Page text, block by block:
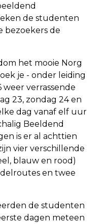
de studenten
bezoekers de
het mooie Norg
je - onder leiding
weer verrassende
23, zondag 24 en
dag vanaf elf uur
Beeldend
is er al achttien
vier verschillende
blauw en rood)
en twee
de studenten
dagen meteen